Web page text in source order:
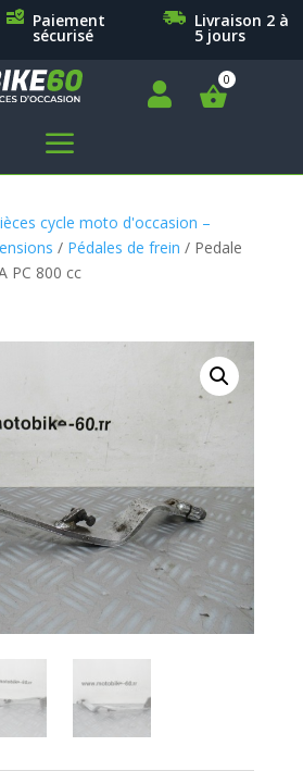
Paiement
sécurisé
Livraison 2 à
5 jours

a
cycle moto d'occasion –
/ Pédales de frein / Pedale
PC 800 cc